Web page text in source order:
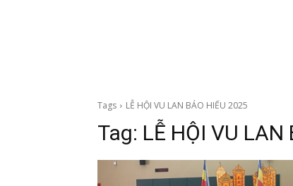
Tags LỄ HỘI VU LAN BÁO HIẾU 2025
Tag: LỄ HỘI VU